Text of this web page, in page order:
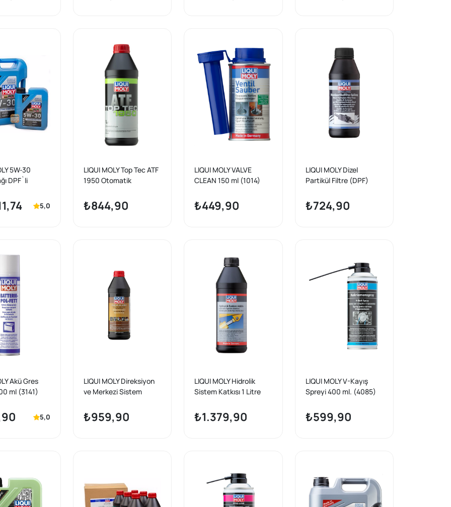
5W-30
DPF`li
6 Litre
5,0
LIQUI MOLY Top Tec ATF
1950 Otomatik
21378 )
₺844,90
LIQUI MOLY VALVE
CLEAN 150 ml (1014)
₺449,90
LIQUI MOLY Dizel
Partikül Filtre (DPF)
₺724,90
Akü Gres
ml (3141)
5,0
LIQUI MOLY Direksiyon
ve Merkezi Sistem
₺959,90
LIQUI MOLY Hidrolik
Sistem Katkısı 1 Litre
₺1.379,90
LIQUI MOLY V-Kayış
Spreyi 400 ml. (4085)
₺599,90